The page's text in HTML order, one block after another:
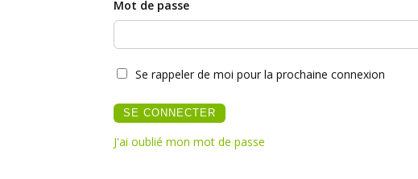
Mot de passe
Se rappeler de moi pour la prochaine connexion
J'ai oublié mon mot de passe